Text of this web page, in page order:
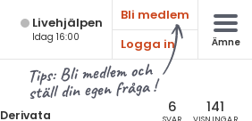
Live­hjälpen
Idag 16:00
Bli medlem
Logga in
Ämne
Tips: Bli medlem och
ställ din egen fråga !
Derivata 6 141
Alla ämnen
Matematik